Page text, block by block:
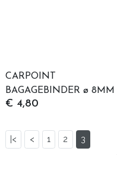
CARPOINT
BAGAGEBINDER ø 8MM
HAKEN 30-55CM
€ 4,80
|< < 1 2
3